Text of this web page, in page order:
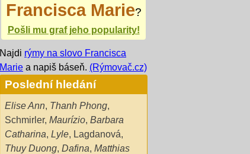
Francisca Marie?
Pošli mu graf jeho popularity!
Najdi rýmy na slovo Francisca
Marie a napiš báseň. (Rýmovač.cz)
Poslední hledání
Elise Ann, Thanh Phong,
Schmirler, Maurízio, Barbara
Catharina, Lyle, Lagdanová,
Thuy Duong, Dafina, Matthias